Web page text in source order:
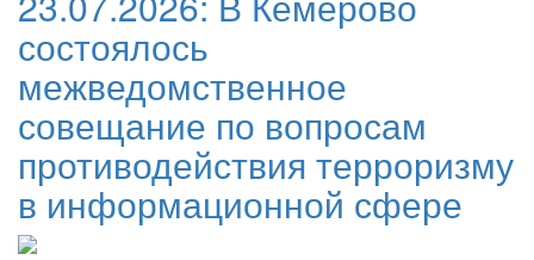
состоялось
межведомственное
совещание по вопросам
противодействия терроризму
в информационной сфере